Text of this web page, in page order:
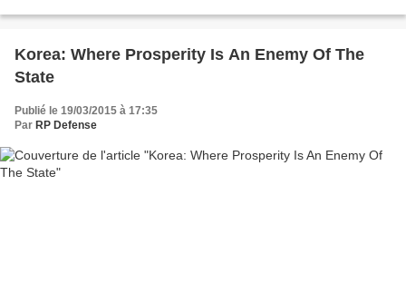
Korea: Where Prosperity Is An Enemy Of The
State
Publié le 19/03/2015 à 17:35
Par RP Defense